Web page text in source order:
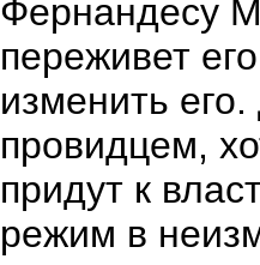
Фернандесу
переживет
изменить
провидцем,
придут к
режим в